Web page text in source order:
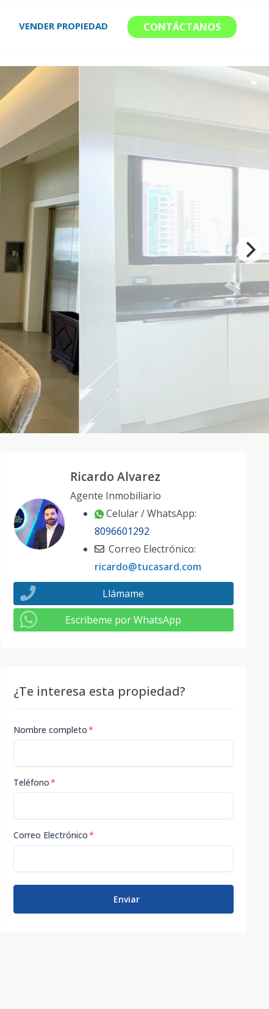
VENDER PROPIEDAD CONTÁCTANOS
Ricardo Alvarez
Agente Inmobiliario
Celular / WhatsApp:
8096601292
Correo Electrónico:
ricardo@tucasard.com
Llámame
Escribeme por WhatsApp
¿Te interesa esta propiedad?
Nombre completo*
Teléfono*
Correo Electrónico*
Enviar